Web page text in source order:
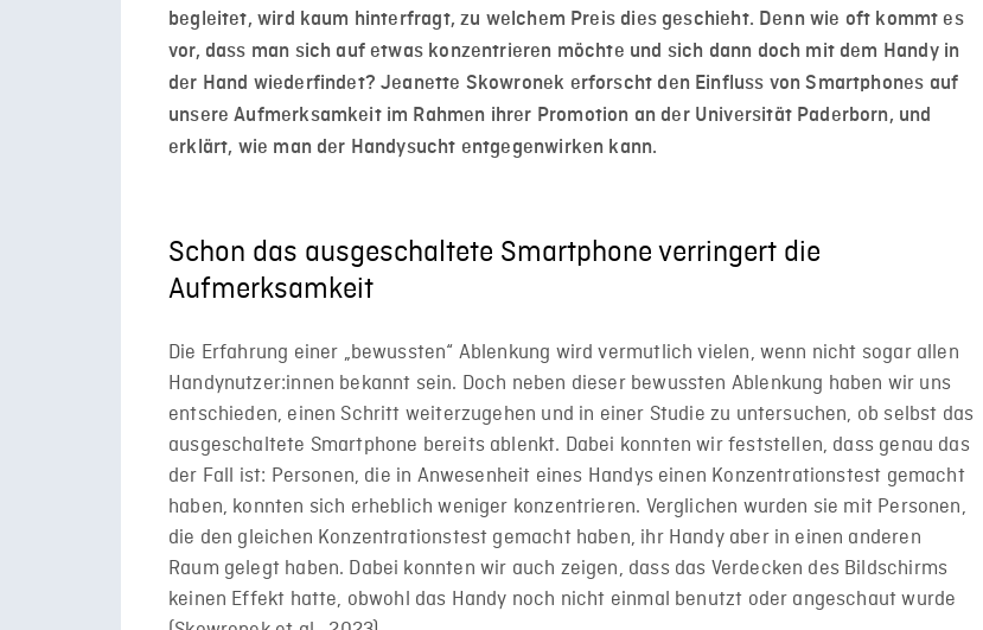
begleitet, wird kaum hinterfragt, zu welchem Preis dies geschieht. Denn wie oft kommt es
vor, dass man sich auf etwas konzentrieren möchte und sich dann doch mit dem Handy in
der Hand wiederfindet? Jeanette Skowronek erforscht den Einfluss von Smartphones auf
unsere Aufmerksamkeit im Rahmen ihrer Promotion an der Universität Paderborn, und
erklärt, wie man der Handysucht entgegenwirken kann.
Schon das ausgeschaltete Smartphone verringert die
Aufmerksamkeit
Die Erfahrung einer „bewussten“ Ablenkung wird vermutlich vielen, wenn nicht sogar allen
Handynutzer:innen bekannt sein. Doch neben dieser bewussten Ablenkung haben wir uns
entschieden, einen Schritt weiterzugehen und in einer Studie zu untersuchen, ob selbst das
ausgeschaltete Smartphone bereits ablenkt. Dabei konnten wir feststellen, dass genau das
der Fall ist: Personen, die in Anwesenheit eines Handys einen Konzentrationstest gemacht
haben, konnten sich erheblich weniger konzentrieren. Verglichen wurden sie mit Personen,
die den gleichen Konzentrationstest gemacht haben, ihr Handy aber in einen anderen
Raum gelegt haben. Dabei konnten wir auch zeigen, dass das Verdecken des Bildschirms
keinen Effekt hatte, obwohl das Handy noch nicht einmal benutzt oder angeschaut wurde